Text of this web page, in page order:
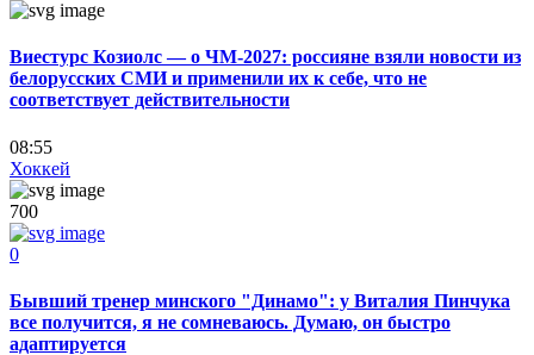
Виестурс Козиолс — о ЧМ-2027: россияне взяли новости из
белорусских СМИ и применили их к себе, что не
соответствует действительности
08:55
Хоккей
700
0
Бывший тренер минского "Динамо": у Виталия Пинчука
все получится, я не сомневаюсь. Думаю, он быстро
адаптируется